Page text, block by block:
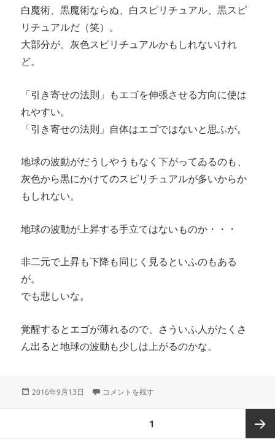
白魔術、黒魔術ならぬ、白スピリチュアル、黒スピ
リチュアルだ（笑）。
大部分が、灰色スピリチュアルかもしれないけれ
ど。
「引き寄せの法則」もエゴを伸張させる方向に使は
れやすい。
「引き寄せの法則」自体はエゴではないと思ふが。
地球の波動がだうしやうもなく下がってゐるのも、
灰色から黒にかけてのスピリチュアルが多いからか
もしれない。
地球の波動が上昇する手立てはないものか・・・
非二元で上昇も下降も同じく見るといふのもある
が。
でも悲しいな。
覚醒するとエゴが薄れるので、さういふ人がたくさ
ん出ると地球の波動も少しは上がるのかな。
投
2016年9月13日 地球の波動は下がってゐる？ に
コメントを残す
1